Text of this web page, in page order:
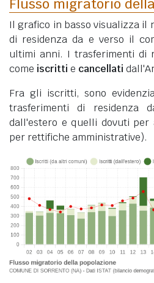
Flusso migratorio
Il grafico in basso visualizza il
di residenza da e verso il
ultimi anni. I trasferimenti di
come iscritti e cancellati
Fra gli iscritti, sono
trasferimenti di residenza
dall'estero e quelli dovuti per
per rettifiche amministrative).